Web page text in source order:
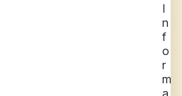
I
n
f
o
r
m
a